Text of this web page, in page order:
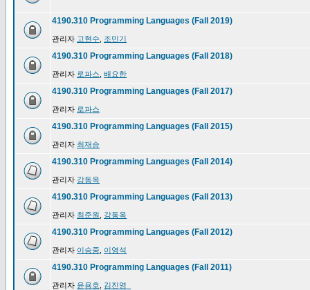
4190.310 Programming Languages (Fall 2019)
관리자 고현수 조민기
4190.310 Programming Languages (Fall 2018)
관리자 로파스 배요한
4190.310 Programming Languages (Fall 2017)
관리자 로파스
4190.310 Programming Languages (Fall 2015)
관리자 최재승
4190.310 Programming Languages (Fall 2014)
관리자 강동옥
4190.310 Programming Languages (Fall 2013)
관리자 최준원 강동옥
4190.310 Programming Languages (Fall 2012)
관리자 이승중 이영석
4190.310 Programming Languages (Fall 2011)
관리자 윤용호 김진영_